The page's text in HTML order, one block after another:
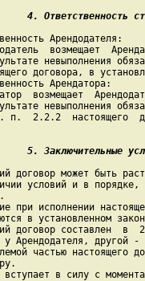
4. Ответственность
Арендодателя:
возмещает
невыполнения
договора, в
Арендатора:
возмещает
невыполнения
п.  2.2.2  настоящего
договор может быть
условий и в порядке,
при исполнении
в установленном
договор составлен  в
у Арендодателя, другой -
частью настоящего
вступает в силу с